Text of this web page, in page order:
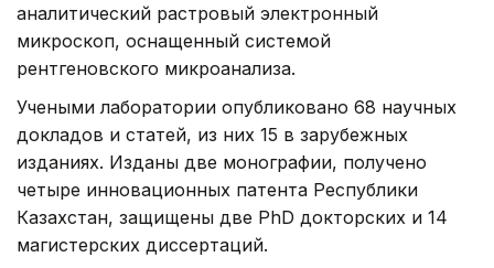
аналитический растровый электронный
микроскоп, оснащенный системой
рентгеновского микроанализа.
Учеными лаборатории опубликовано 68 научных
докладов и статей, из них 15 в зарубежных
изданиях. Изданы две монографии, получено
четыре инновационных патента Республики
Казахстан, защищены две PhD докторских и 14
магистерских диссертаций.